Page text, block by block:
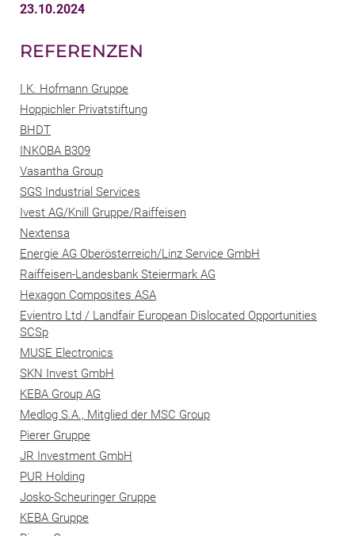
23.10.2024
REFERENZEN
I.K. Hofmann Gruppe
Hoppichler Privatstiftung
BHDT
INKOBA B309
Vasantha Group
SGS Industrial Services
Ivest AG/Knill Gruppe/Raiffeisen
Nextensa
Energie AG Oberösterreich/Linz Service GmbH
Raiffeisen-Landesbank Steiermark AG
Hexagon Composites ASA
Evientro Ltd / Landfair European Dislocated Opportunities
SCSp
MUSE Electronics
SKN Invest GmbH
KEBA Group AG
Medlog S.A., Mitglied der MSC Group
Pierer Gruppe
JR Investment GmbH
PUR Holding
Josko-Scheuringer Gruppe
KEBA Gruppe